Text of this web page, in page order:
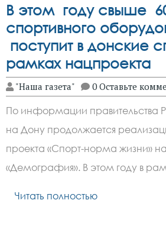
В этом году свыше
спортивного
поступит в донские
рамках нацпроекта
"Наша газета" 0 Оставьте
По информации правительства
на Дону продолжается
проекта «Спорт-норма жизни»
«Демография». В этом году в
Читать полностью